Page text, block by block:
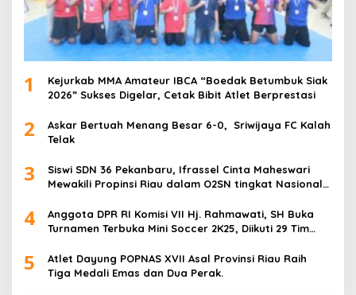
1
Kejurkab MMA Amateur IBCA “Boedak Betumbuk Siak
2026” Sukses Digelar, Cetak Bibit Atlet Berprestasi
2
Askar Bertuah Menang Besar 6-0, Sriwijaya FC Kalah
Telak
3
Siswi SDN 36 Pekanbaru, Ifrassel Cinta Maheswari
Mewakili Propinsi Riau dalam O2SN tingkat Nasional
4
Anggota DPR RI Komisi VII Hj. Rahmawati, SH Buka
Turnamen Terbuka Mini Soccer 2K25, Diikuti 29 Tim
5
Atlet Dayung POPNAS XVII Asal Provinsi Riau Raih
Tiga Medali Emas dan Dua Perak.